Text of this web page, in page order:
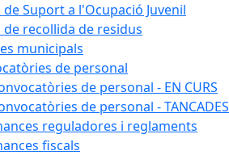
de Suport a l'Ocupació Juvenil
de recollida de residus
municipals
de personal
de personal - EN CURS
de personal - TANCADES
reguladores i reglaments
fiscals